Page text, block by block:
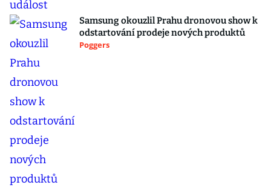
Samsung okouzlil Prahu dronovou show k
odstartování prodeje nových produktů
Poggers